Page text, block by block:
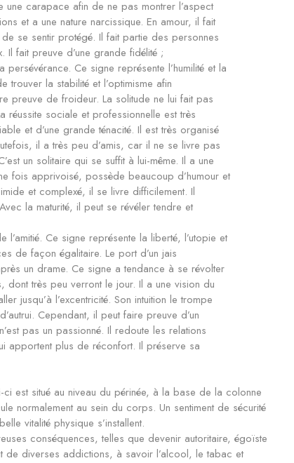
carapace afin de ne pas montrer l’aspect
et a une nature narcissique. En amour, il fait
se sentir protégé. Il fait partie des personnes
fait preuve d’une grande fidélité ;
Ce signe représente l’humilité et la
trouver la stabilité et l’optimisme afin
preuve de froideur. La solitude ne lui fait pas
réussite sociale et professionnelle est très
et d’une grande ténacité. Il est très organisé
il a très peu d’amis, car il ne se livre pas
un solitaire qui se suffit à lui-même. Il a une
fois apprivoisé, possède beaucoup d’humour et
et complexé, il se livre difficilement. Il
la maturité, il peut se révéler tendre et
Ce signe représente la liberté, l’utopie et
de façon égalitaire. Le port d’un jais
un drame. Ce signe a tendance à se révolter
dont très peu verront le jour. Il a une vision du
jusqu’à l’excentricité. Son intuition le trompe
Cependant, il peut faire preuve d’un
pas un passionné. Il redoute les relations
apportent plus de réconfort. Il préserve sa
est situé au niveau du périnée, à la base de la colonne
normalement au sein du corps. Un sentiment de sécurité
vitalité physique s’installent.
conséquences, telles que devenir autoritaire, égoïste
de diverses addictions, à savoir l’alcool, le tabac et